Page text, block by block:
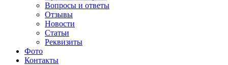
Вопросы и ответы
Отзывы
Новости
Статьи
Реквизиты
Фото
Контакты